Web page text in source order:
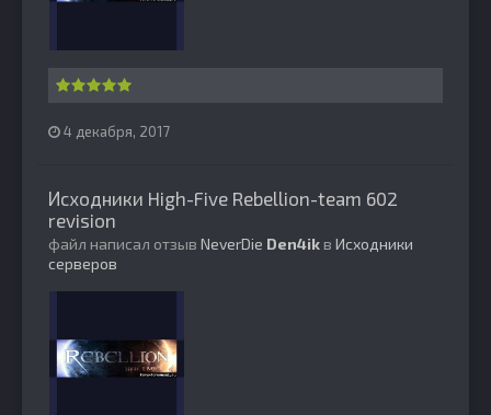
4 декабря, 2017
Исходники High-Five Rebellion-team 602
revision
файл написал отзыв NeverDie Den4ikв Исходники
серверов